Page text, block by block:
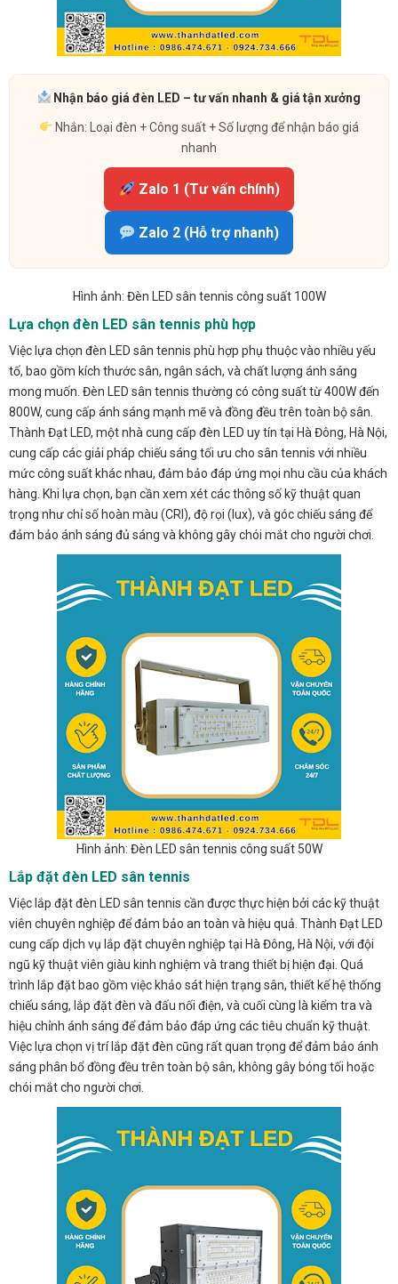
Nhận báo giá đèn LED – tư vấn nhanh & giá tận xưởng
Nhắn: Loại đèn + Công suất + Số lượng để nhận báo giá
nhanh
Zalo 1 (Tư vấn chính)
Zalo 2 (Hỗ trợ nhanh)
Hình ảnh: Đèn LED sân tennis công suất 100W
Lựa chọn đèn LED sân tennis phù hợp
Việc lựa chọn đèn LED sân tennis phù hợp phụ thuộc vào nhiều yếu
tố, bao gồm kích thước sân, ngân sách, và chất lượng ánh sáng
mong muốn. Đèn LED sân tennis thường có công suất từ 400W đến
800W, cung cấp ánh sáng mạnh mẽ và đồng đều trên toàn bộ sân.
Thành Đạt LED, một nhà cung cấp đèn LED uy tín tại Hà Đông, Hà Nội,
cung cấp các giải pháp chiếu sáng tối ưu cho sân tennis với nhiều
mức công suất khác nhau, đảm bảo đáp ứng mọi nhu cầu của khách
hàng. Khi lựa chọn, bạn cần xem xét các thông số kỹ thuật quan
trọng như chỉ số hoàn màu (CRI), độ rọi (lux), và góc chiếu sáng để
đảm bảo ánh sáng đủ sáng và không gây chói mắt cho người chơi.
Hình ảnh: Đèn LED sân tennis công suất 50W
Lắp đặt đèn LED sân tennis
Việc lắp đặt đèn LED sân tennis cần được thực hiện bởi các kỹ thuật
viên chuyên nghiệp để đảm bảo an toàn và hiệu quả. Thành Đạt LED
cung cấp dịch vụ lắp đặt chuyên nghiệp tại Hà Đông, Hà Nội, với đội
ngũ kỹ thuật viên giàu kinh nghiệm và trang thiết bị hiện đại. Quá
trình lắp đặt bao gồm việc khảo sát hiện trạng sân, thiết kế hệ thống
chiếu sáng, lắp đặt đèn và đấu nối điện, và cuối cùng là kiểm tra và
hiệu chỉnh ánh sáng để đảm bảo đáp ứng các tiêu chuẩn kỹ thuật.
Việc lựa chọn vị trí lắp đặt đèn cũng rất quan trọng để đảm bảo ánh
sáng phân bổ đồng đều trên toàn bộ sân, không gây bóng tối hoặc
chói mắt cho người chơi.